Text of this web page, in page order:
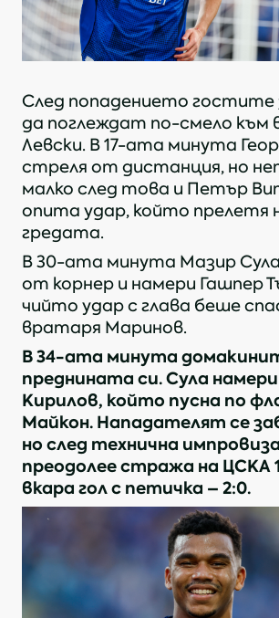
След попадението гостите
да поглеждат по-смело
Левски. В 17-ата минута
стреля от дистанция, но
малко след това и Петър
опита удар, който прелетя
гредата.
В 30-ата минута Мазир
от корнер и намери Гашпер
чийто удар с глава беше
вратаря Маринов.
В 34-ата минута
преднината си. Сула
Кирилов, който пусна по
Майкон. Нападателят се
но след технична
преодолее стража на ЦСКА
вкара гол с петичка – 2:0.